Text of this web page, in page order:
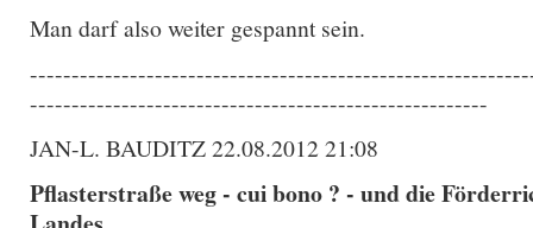
Man darf also weiter gespannt sein.
-------------------------------------------------------
JAN-L. BAUDITZ 22.08.2012 21:08
Pflasterstraße weg - cui bono ? - und die